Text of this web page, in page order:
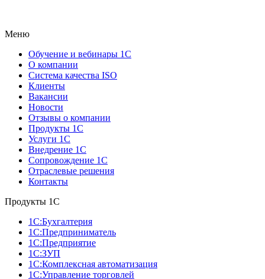
Меню
Обучение и вебинары 1С
О компании
Система качества ISO
Клиенты
Вакансии
Новости
Отзывы о компании
Продукты 1С
Услуги 1С
Внедрение 1С
Сопровождение 1С
Отраслевые решения
Контакты
Продукты 1C
1С:Бухгалтерия
1С:Предприниматель
1С:Предприятие
1С:ЗУП
1С:Комплексная автоматизация
1С:Управление торговлей